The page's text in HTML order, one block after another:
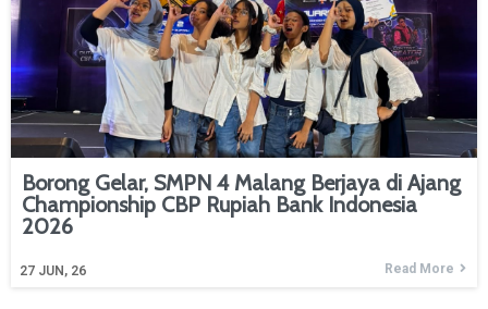
Borong Gelar, SMPN 4 Malang Berjaya di Ajang
Championship CBP Rupiah Bank Indonesia
2026
27 JUN, 26 Read More